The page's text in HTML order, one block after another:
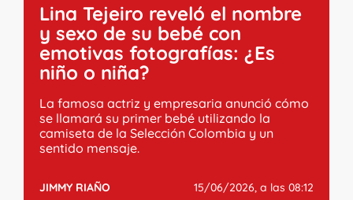
Lina Tejeiro reveló el nombre
y sexo de su bebé con
emotivas fotografías: ¿Es
niño o niña?
La famosa actriz y empresaria anunció cómo
se llamará su primer bebé utilizando la
camiseta de la Selección Colombia y un
sentido mensaje.
JIMMY RIAÑO 15/06/2026, a las 08:12